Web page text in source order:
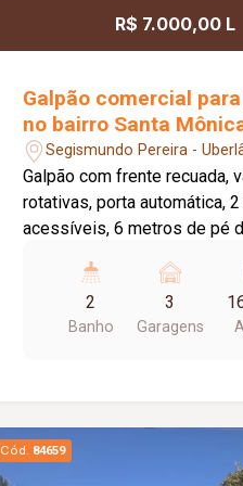
01 elevador de serviço; Diferenciais:
ventilação natural;
janelas integradas e
enrolar; Infraestrutura pronta
instalação de ar-
social e de serviço
Posição lateral com vista
moderno que alia
e funcionalidade em um dos
mais valorizados de
R$ 7.000,00 L
Galpão comercial
no bairro Santa
Segismundo Pereira -
Galpão com frente recuada,
rotativas, porta automática,
acessíveis, 6 metros de pé
livre, piso em cimento liso.
2
Banho
3
Garagens
Cód. 84659